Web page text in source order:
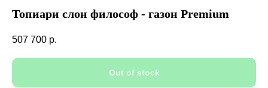
Топиари слон философ - газон Premium
507 700 р.
Out of stock